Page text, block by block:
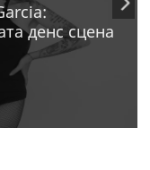
денс сцена